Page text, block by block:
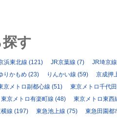
す
浜東北線 (121) JR京葉線 (7)
JR埼京線
りかもめ (23) りんかい線 (59)
京成押
京メトロ副都心線 (51)
東京メトロ千代
東京メトロ有楽町線 (48)
東京メトロ東西
線 (197) 東急池上線 (75)
東急田園都